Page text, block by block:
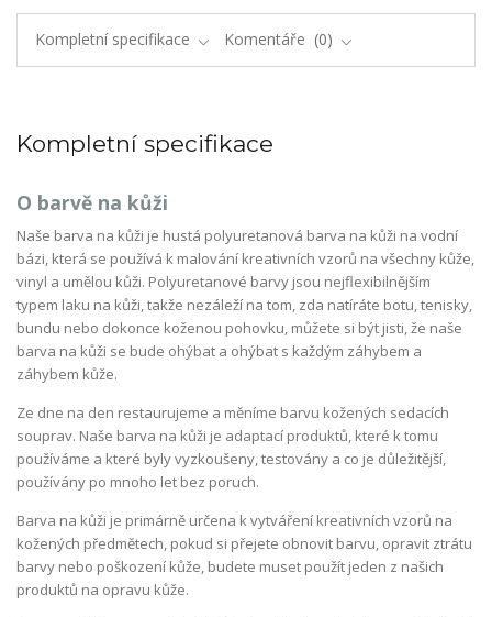
Kompletní specifikace Komentáře 0
Kompletní specifikace
O barvě na kůži
Naše barva na kůži je hustá polyuretanová barva na kůži na vodní
bázi, která se používá k malování kreativních vzorů na všechny kůže,
vinyl a umělou kůži. Polyuretanové barvy jsou nejflexibilnějším
typem laku na kůži, takže nezáleží na tom, zda natíráte botu, tenisky,
bundu nebo dokonce koženou pohovku, můžete si být jisti, že naše
barva na kůži se bude ohýbat a ohýbat s každým záhybem a
záhybem kůže.
Ze dne na den restaurujeme a měníme barvu kožených sedacích
souprav. Naše barva na kůži je adaptací produktů, které k tomu
používáme a které byly vyzkoušeny, testovány a co je důležitější,
používány po mnoho let bez poruch.
Barva na kůži je primárně určena k vytváření kreativních vzorů na
kožených předmětech, pokud si přejete obnovit barvu, opravit ztrátu
barvy nebo poškození kůže, budete muset použít jeden z našich
produktů na opravu kůže.